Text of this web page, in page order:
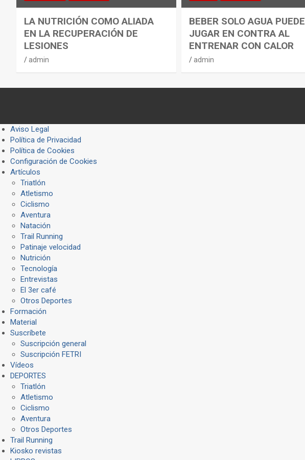
LA NUTRICIÓN COMO ALIADA
EN LA RECUPERACIÓN DE
LESIONES
admin
BEBER SOLO AGUA PUEDE
JUGAR EN CONTRA AL
ENTRENAR CON CALOR
admin
Aviso Legal
Política de Privacidad
Política de Cookies
Configuración de Cookies
Artículos
Triatlón
Atletismo
Ciclismo
Aventura
Natación
Trail Running
Patinaje velocidad
Nutrición
Tecnología
Entrevistas
El 3er café
Otros Deportes
Formación
Material
Suscríbete
Suscripción general
Suscripción FETRI
Vídeos
DEPORTES
Triatlón
Atletismo
Ciclismo
Aventura
Otros Deportes
Trail Running
Kiosko revistas